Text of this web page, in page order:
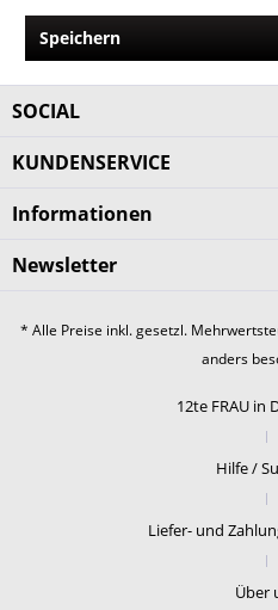
Speichern
SOCIAL
KUNDENSERVICE
Informationen
Newsletter
* Alle Preise inkl. gesetzl.
anders
12te FRAU in
Hilfe /
Liefer- und
Über